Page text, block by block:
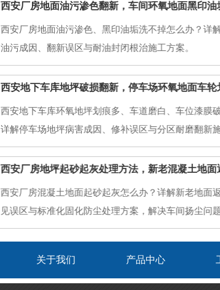
西安厂房地面油污渗色、黑印油垢洗不掉怎么办？详
油污成因、翻新误区与耐油封闭根治施工方案。
西安地下车库环氧地坪划痕多、车道磨白、车位漆膜
详解停车场地坪病害成因、修补误区与分区耐磨翻新施
西安厂房混凝土地面起砂起灰怎么办？详解新老地面
见误区与标准化固化防尘处理方案，解决车间扬尘问题
关于我们 产品中心